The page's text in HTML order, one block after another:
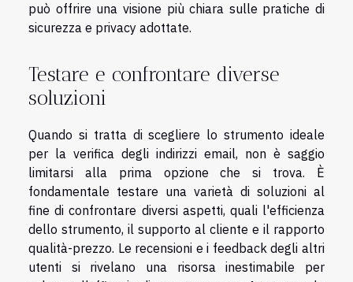
può offrire una visione più chiara sulle pratiche di
sicurezza e privacy adottate.
Testare e confrontare diverse
soluzioni
Quando si tratta di scegliere lo strumento ideale
per la verifica degli indirizzi email, non è saggio
limitarsi alla prima opzione che si trova. È
fondamentale testare una varietà di soluzioni al
fine di confrontare diversi aspetti, quali l'efficienza
dello strumento, il supporto al cliente e il rapporto
qualità-prezzo. Le recensioni e i feedback degli altri
utenti si rivelano una risorsa inestimabile per